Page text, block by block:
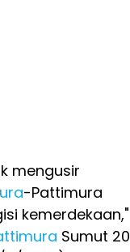
mengusir
-Pattimura
kemerdekaan,"
Sumut